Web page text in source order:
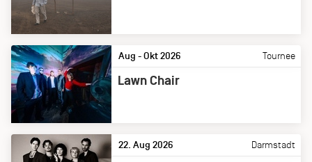
Tournee
Aug - Okt 2026
Lawn Chair
Darmstadt
22. Aug 2026